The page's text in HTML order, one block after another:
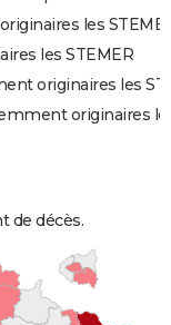
les
les STEMER
originaires les
originaires
de décès.